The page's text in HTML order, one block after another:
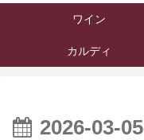
ワイン
カルディ
2026-03-05